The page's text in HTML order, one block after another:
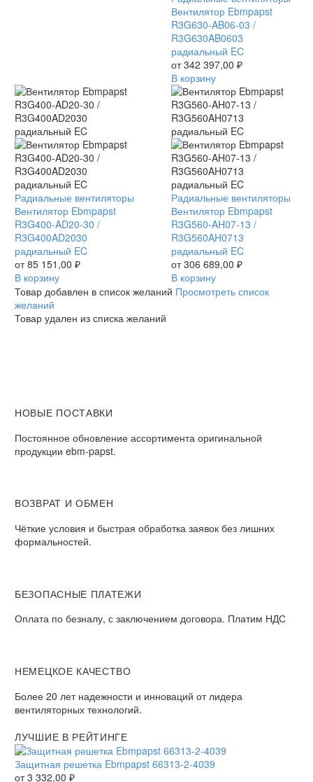
Ebmpapst
R3G630-
AB06-
03
/
R3G630AB0603
радиальный
EC
Вентилятор Ebmpapst
R3G630-AB06-03 /
R3G630AB0603
радиальный EC
от342 397,00 ₽
В корзину
Вентилятор
Ebmpapst
R3G400-
AD20-
30
/
R3G400AD2030
радиальный
EC
Радиальные вентиляторы
Вентилятор Ebmpapst
R3G400-AD20-30 /
R3G400AD2030
радиальный EC
от85 151,00 ₽
В корзину
Вентилятор
Ebmpapst
R3G560-
AH07-
13
/
R3G560AH0713
радиальный
Радиальные вентиляторы
Вентилятор Ebmpapst
R3G560-AH07-13 /
R3G560AH0713
радиальный EC
от306 689,00 ₽
В корзину
Товар добавлен в список желаний Просмотреть список
желаний
Товар удален из списка желаний
НОВЫЕ ПОСТАВКИ
Постоянное обновление ассортимента оригинальной
продукции ebm-papst.
ВОЗВРАТ И ОБМЕН
Чёткие условия и быстрая обработка заявок без лишних
формальностей.
БЕЗОПАСНЫЕ ПЛАТЕЖИ
Оплата по безналу, с заключением договора. Платим НДС
НЕМЕЦКОЕ КАЧЕСТВО
Более 20 лет надежности и инноваций от лидера
вентиляторных технологий.
ЛУЧШИЕ В РЕЙТИНГЕ
Защитная решетка Ebmpapst 66313-2-4039
от3 332,00 ₽